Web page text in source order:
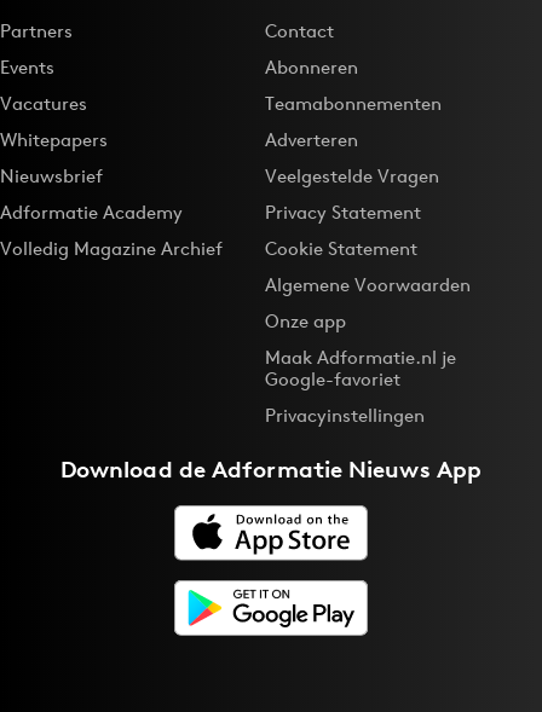
Partners
Events
Vacatures
Whitepapers
Nieuwsbrief
Adformatie Academy
Volledig Magazine Archief
Contact
Abonneren
Teamabonnementen
Adverteren
Veelgestelde Vragen
Privacy Statement
Cookie Statement
Algemene Voorwaarden
Onze app
Maak Adformatie.nl je
Google-favoriet
Privacyinstellingen
Download deAdformatie Nieuws App